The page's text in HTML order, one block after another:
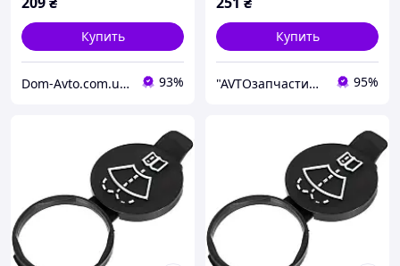
Купить
Dom-Avto.com.ua - Запчастини та аксесуари за вигідною ціною 93%
Купить
"AVTOзапчастини" Інтернет магазин автозапчастин та аксесуарів 95%